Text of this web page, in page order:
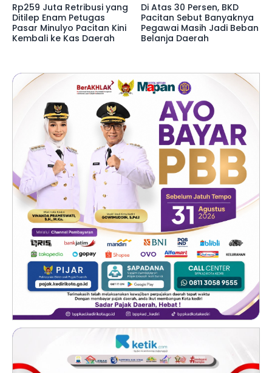
Rp259 Juta Retribusi yang
Ditilep Enam Petugas
Pasar Minulyo Pacitan Kini
Kembali ke Kas Daerah
Di Atas 30 Persen, BKD
Pacitan Sebut Banyaknya
Pegawai Masih Jadi Beban
Belanja Daerah